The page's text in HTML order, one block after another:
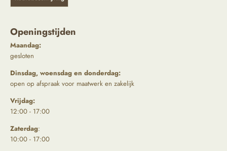
Openingstijden
Maandag:
gesloten
Dinsdag, woensdag en donderdag:
open op afspraak voor maatwerk en zakelijk
Vrijdag:
12:00 - 17:00
Zaterdag:
10:00 - 17:00